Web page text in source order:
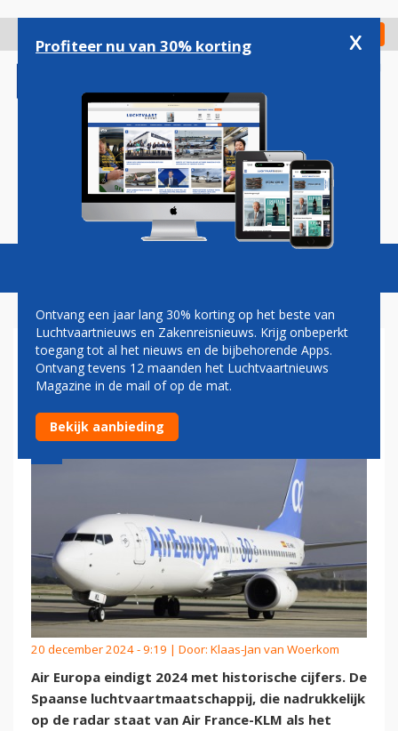
gaan
Check in
Magazine Podcasts Vacatures
KLM-DOELWIT AIR EUROPA
STEVENT AF OP RECORDJAAR
20 december 2024 - 9:19 | Door: Klaas-Jan van Woerkom
Air Europa eindigt 2024 met historische cijfers. De
Spaanse luchtvaartmaatschappij, die nadrukkelijk
op de radar staat van Air France-KLM als het
Profiteer nu van 30% korting x
Ontvang een jaar lang 30% korting op het beste van
Luchtvaartnieuws en Zakenreisnieuws. Krijg onbeperkt
toegang tot al het nieuws en de bijbehorende Apps.
Ontvang tevens 12 maanden het Luchtvaartnieuws
Magazine in de mail of op de mat.
Bekijk aanbieding